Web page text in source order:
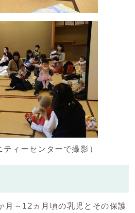
ティーセンターで撮影）
月～12ヵ月頃の乳児とその保護